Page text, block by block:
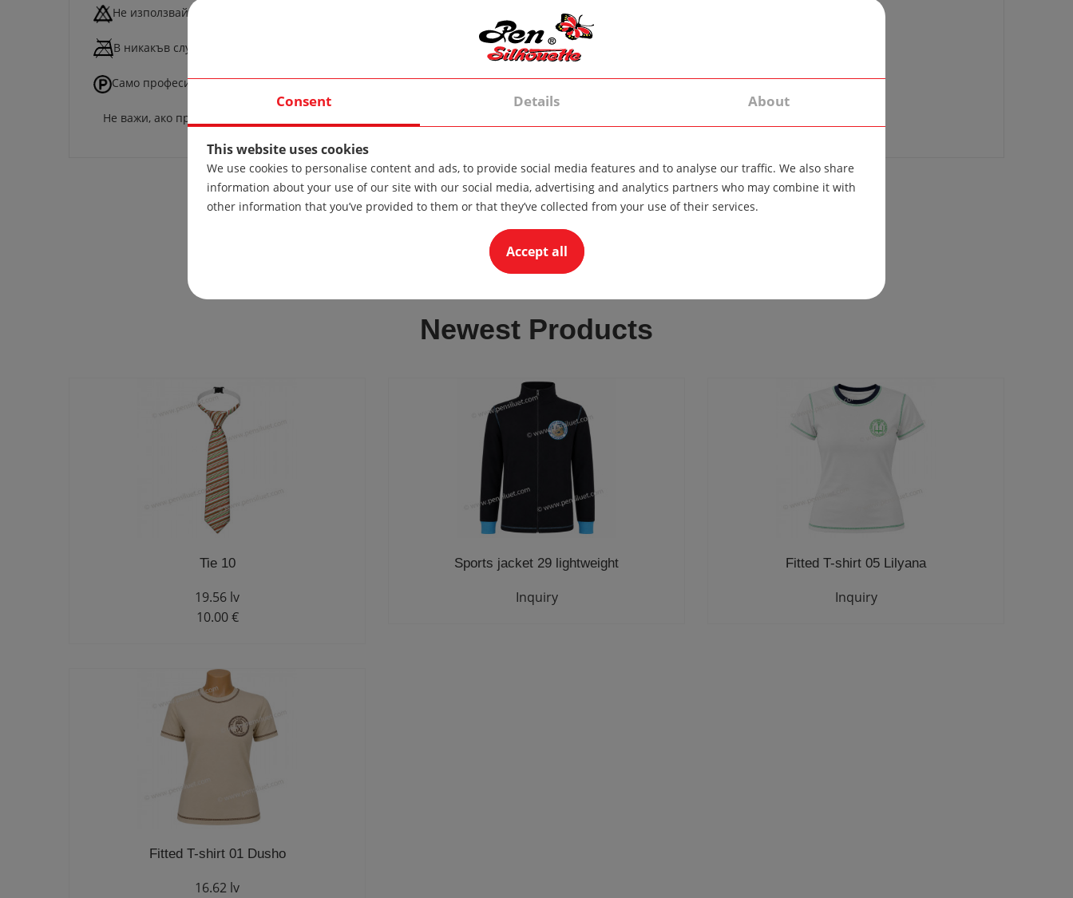
Не използвайте белина.
В никакъв случай не се глади.
Само професионално химическо чистене.
Не важи, ако продуктът се изработи от други материали.
Newest Products
Tie 10
19.56 lv
10.00 €
Sports jacket 29 lightweight
Inquiry
Fitted T-shirt 05 Lilyana
Inquiry
Fitted T-shirt 01 Dusho
16.62 lv
Consent Details About
This website uses cookies
We use cookies to personalise content and ads, to provide social media features and to analyse our traffic. We also share
information about your use of our site with our social media, advertising and analytics partners who may combine it with
other information that you’ve provided to them or that they’ve collected from your use of their services.
Accept all